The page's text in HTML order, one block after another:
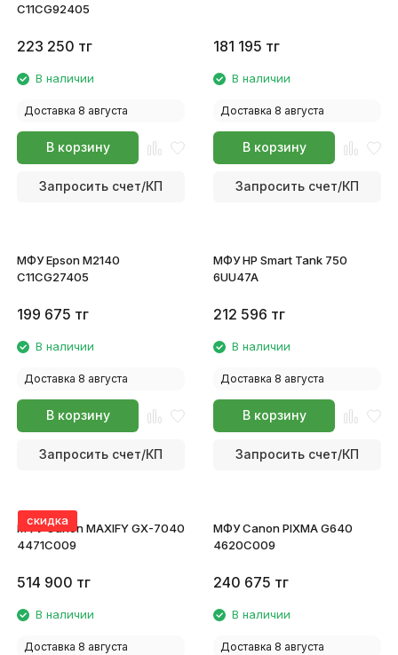
C11CG92405
223 250 тг
В наличии
Доставка 8 августа
В корзину
Запросить счет/КП
181 195 тг
В наличии
Доставка 8 августа
В корзину
Запросить счет/КП
МФУ Epson M2140
C11CG27405
199 675 тг
В наличии
Доставка 8 августа
В корзину
Запросить счет/КП
МФУ HP Smart Tank 750
6UU47A
212 596 тг
В наличии
Доставка 8 августа
В корзину
Запросить счет/КП
скидка
МФУ Canon MAXIFY GX-7040
4471C009
514 900 тг
В наличии
Доставка 8 августа
МФУ Canon PIXMA G640
4620C009
240 675 тг
В наличии
Доставка 8 августа